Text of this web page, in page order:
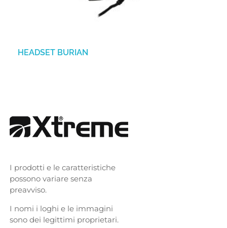
HEADSET BURIAN
I prodotti e le caratteristiche
possono variare senza
preavviso.
I nomi i loghi e le immagini
sono dei legittimi proprietari.